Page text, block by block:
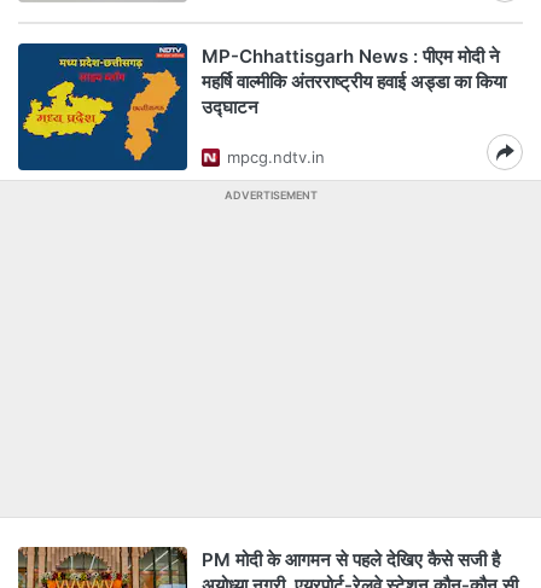
MP-Chhattisgarh News : पीएम मोदी ने
महर्षि वाल्मीकि अंतरराष्ट्रीय हवाई अड्डा का किया
उद्घाटन
mpcg.ndtv.in
ADVERTISEMENT
PM मोदी के आगमन से पहले देखिए कैसे सजी है